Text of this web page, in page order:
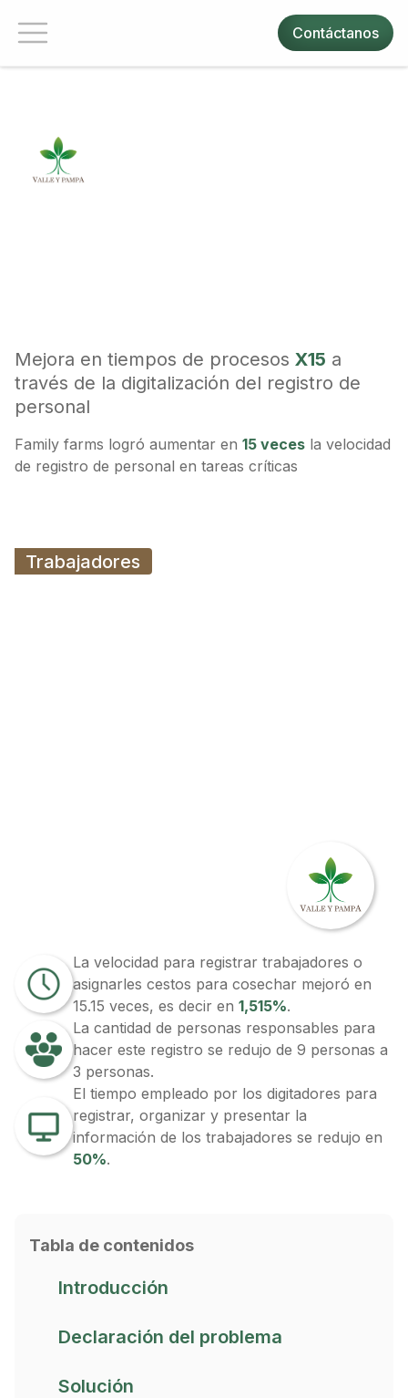
Contáctanos
Mejora en tiempos de procesos X15 a
través de la digitalización del registro de
personal
Family farms logró aumentar en 15 veces la velocidad
de registro de personal en tareas críticas
La velocidad para registrar trabajadores o
asignarles cestos para cosechar mejoró en
15.15 veces, es decir en 1,515%.
La cantidad de personas responsables para
hacer este registro se redujo de 9 personas a
3 personas.
El tiempo empleado por los digitadores para
registrar, organizar y presentar la
información de los trabajadores se redujo en
50%.
Trabajadores
Tabla de contenidos
Introducción
Declaración del problema
Solución